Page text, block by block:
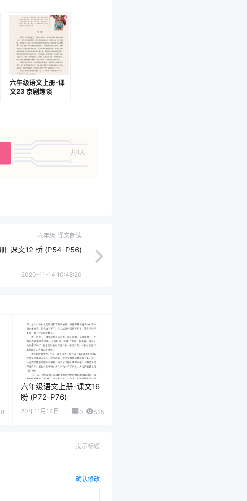
六年级语文上册-课
文23 京剧趣谈
共0人
六年级 课文朗读
-课文12 桥 (P54-P56)
2020-11-14 10:45:20
六年级语文上册-课文16
盼 (P72-P76)
20年11月14日 0 525
提示标题
确认修改